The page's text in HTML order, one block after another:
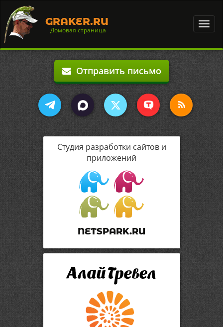
GRAKER.RU
Домовая страница
Отправить письмо
Студия разработки сайтов и
приложений
NETSPARK.RU